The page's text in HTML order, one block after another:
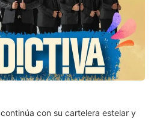
continúa con su cartelera estelar y